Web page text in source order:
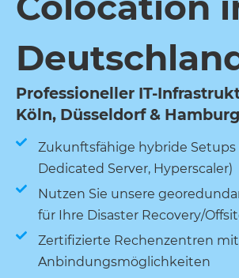
Professioneller IT-
Köln, Düsseldorf & Hamburg
Zukunftsfähige hybride Setups
Dedicated Server, Hyperscaler)
Nutzen Sie unsere
für Ihre Disaster Recovery/
Zertifizierte Rechenzentren
Anbindungsmöglichkeiten